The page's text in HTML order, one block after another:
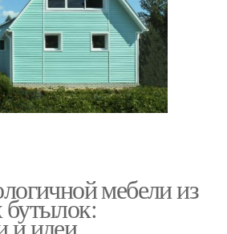
мебели из
бутылок:
и идеи